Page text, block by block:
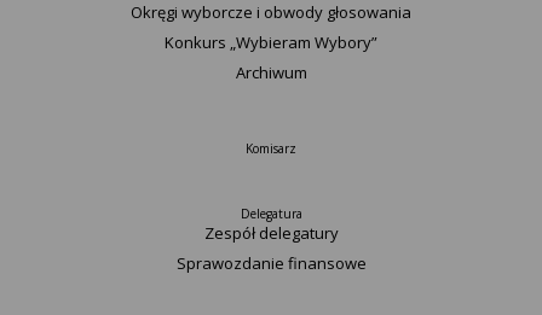
Okręgi wyborcze i obwody głosowania
Konkurs „Wybieram Wybory”
Archiwum
Komisarz
Delegatura
Zespół delegatury
Sprawozdanie finansowe